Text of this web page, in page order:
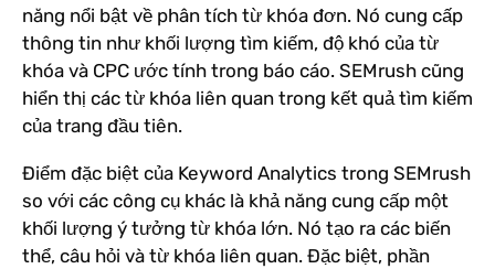
năng nổi bật về phân tích từ khóa đơn. Nó cung cấp
thông tin như khối lượng tìm kiếm, độ khó của từ
khóa và CPC ước tính trong báo cáo. SEMrush cũng
hiển thị các từ khóa liên quan trong kết quả tìm kiếm
của trang đầu tiên.
Điểm đặc biệt của Keyword Analytics trong SEMrush
so với các công cụ khác là khả năng cung cấp một
khối lượng ý tưởng từ khóa lớn. Nó tạo ra các biến
thể, câu hỏi và từ khóa liên quan. Đặc biệt, phần